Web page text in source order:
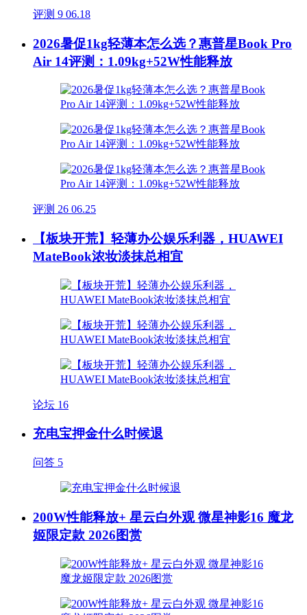
评测 9 06.18
2026暑促1kg轻薄本怎么选？惠普星Book Pro
Air 14评测：1.09kg+52W性能释放
评测 26 06.25
【板块开荒】轻薄办公娱乐利器，HUAWEI
MateBook浓妆淡抹总相宜
论坛 16
充电宝押金什么时候退
问答 5
200W性能释放+ 星云白外观 微星神影16 魔龙
姬限定款 2026图赏